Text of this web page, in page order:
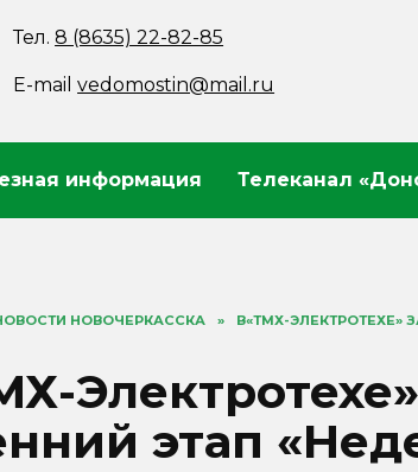
Тел.8 (8635) 22-82-85
E-mailvedomostin@mail.ru
информация Телеканал
НОВОЧЕРКАССКА » В«ТМХ-ЭЛЕКТРОТЕХЕ»
этап